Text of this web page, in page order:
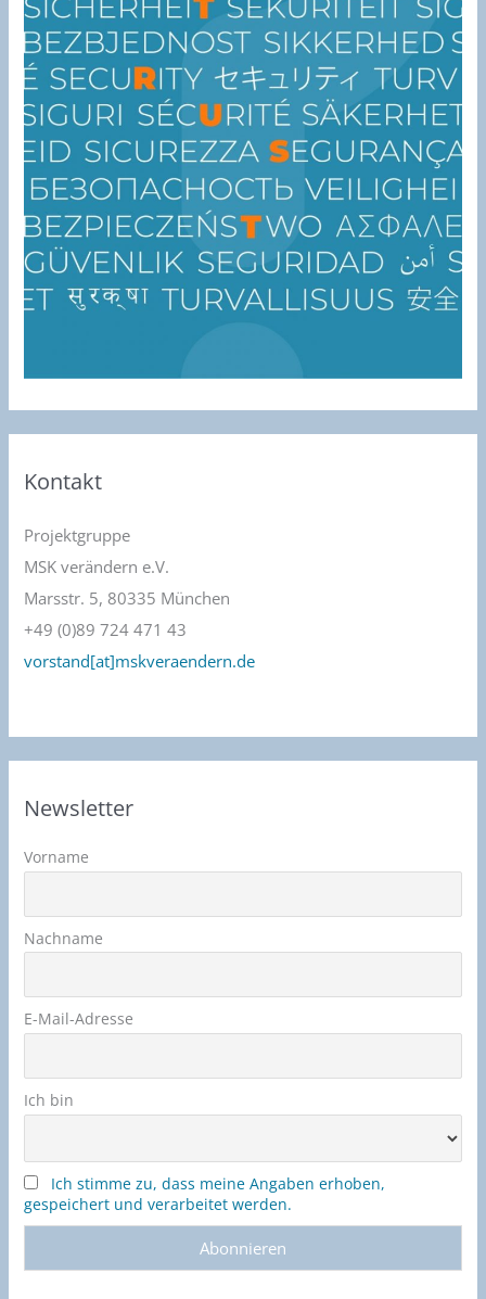
Kontakt
Projektgruppe
MSK verändern e.V.
Marsstr. 5, 80335 München
+49 (0)89 724 471 43
vorstand[at]mskveraendern.de
Newsletter
Vorname
Nachname
E-Mail-Adresse
Ich bin
Ich stimme zu, dass meine Angaben erhoben,
gespeichert und verarbeitet werden.